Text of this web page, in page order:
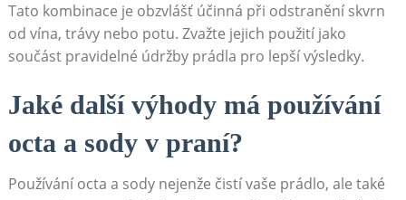
Tato ⁣kombinace je obzvlášť účinná při odstranění skvrn
od vína, trávy nebo potu. Zvažte jejich použití jako
‍součást pravidelné údržby prádla pro lepší výsledky.
Jaké další ‍výhody ⁢má⁤ používání
octa a sody v praní?
Používání octa a⁤ sody nejenže ‌čistí vaše‍ prádlo, ale také